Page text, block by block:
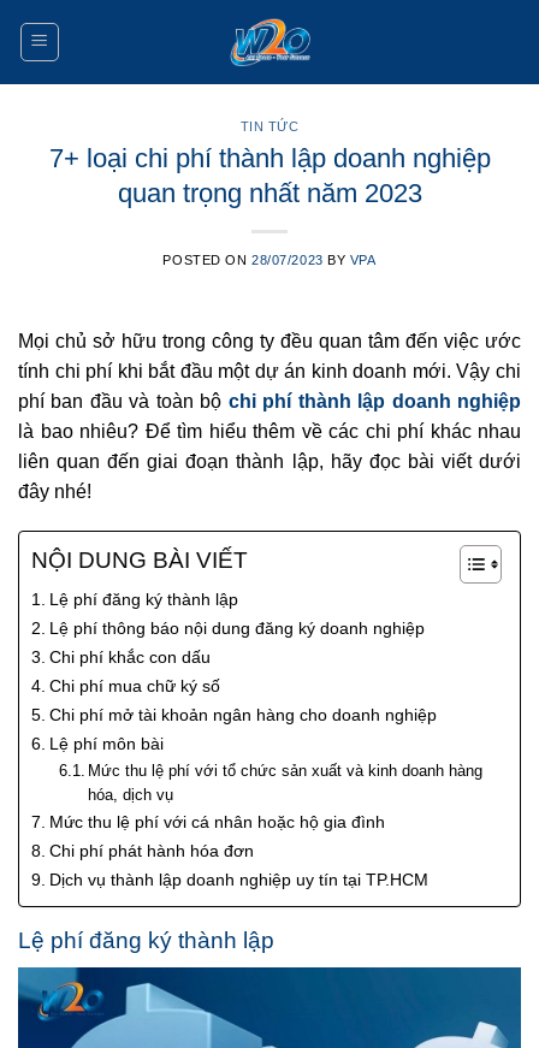
TIN TỨC
7+ loại chi phí thành lập doanh nghiệp
quan trọng nhất năm 2023
POSTED ON28/07/2023 BY VPA
Mọi chủ sở hữu trong công ty đều quan tâm đến việc ước
tính chi phí khi bắt đầu một dự án kinh doanh mới. Vậy chi
phí ban đầu và toàn bộ chi phí thành lập doanh nghiệp
là bao nhiêu? Để tìm hiểu thêm về các chi phí khác nhau
liên quan đến giai đoạn thành lập, hãy đọc bài viết dưới
đây nhé!
NỘI DUNG BÀI VIẾT
Lệ phí đăng ký thành lập
Lệ phí thông báo nội dung đăng ký doanh nghiệp
Chi phí khắc con dấu
Chi phí mua chữ ký số
Chi phí mở tài khoản ngân hàng cho doanh nghiệp
Lệ phí môn bài
Mức thu lệ phí với tổ chức sản xuất và kinh doanh hàng
hóa, dịch vụ
Mức thu lệ phí với cá nhân hoặc hộ gia đình
Chi phí phát hành hóa đơn
Dịch vụ thành lập doanh nghiệp uy tín tại TP.HCM
Lệ phí đăng ký thành lập